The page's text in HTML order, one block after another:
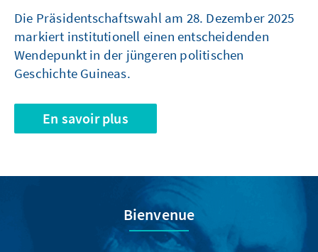
Die Präsidentschaftswahl am 28. Dezember 2025
markiert institutionell einen entscheidenden
Wendepunkt in der jüngeren politischen
Geschichte Guineas.
En savoir plus
Bienvenue